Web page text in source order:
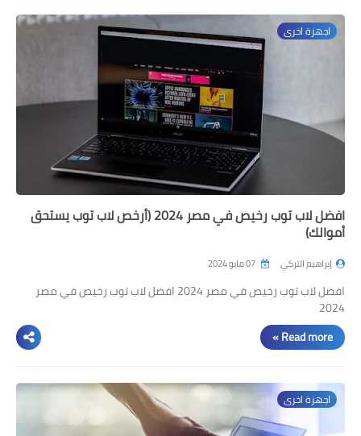
اجهزة اخرى
افضل لاب توب رخيص في مصر 2024 (أرخص لاب توب يستحق
أموالك)
إبراهيم التركي
افضل لاب توب رخيص في مصر 2024 افضل لاب توب رخيص في مصر
2024
Read more »
اجهزة اخرى